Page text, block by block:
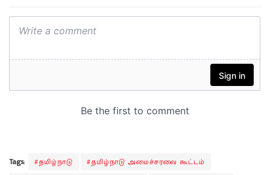
Tags: #தமிழ்நாடு
#தமிழ்நாடு அமைச்சரவை கூட்டம்